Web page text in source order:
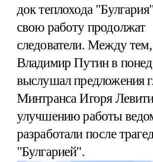
док теплохода
свою работу продолжат
следователи. Между тем,
Владимир Путин в
выслушал предложения
Минтранса Игоря
улучшению работы
разработали после
"Булгарией".